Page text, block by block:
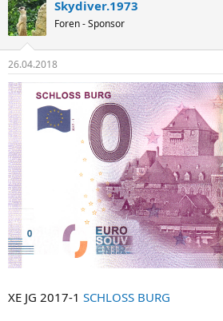
Skydiver.1973
Foren - Sponsor
26.04.2018
XE JG 2017-1 SCHLOSS BURG